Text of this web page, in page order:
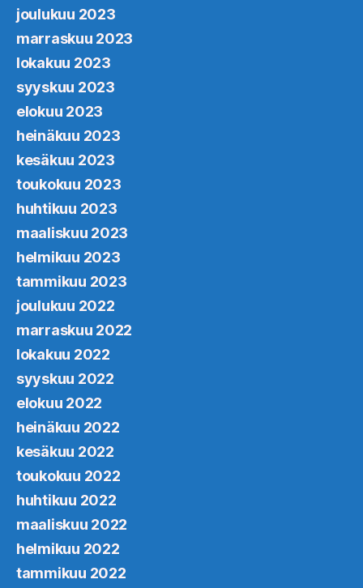
joulukuu 2023
marraskuu 2023
lokakuu 2023
syyskuu 2023
elokuu 2023
heinäkuu 2023
kesäkuu 2023
toukokuu 2023
huhtikuu 2023
maaliskuu 2023
helmikuu 2023
tammikuu 2023
joulukuu 2022
marraskuu 2022
lokakuu 2022
syyskuu 2022
elokuu 2022
heinäkuu 2022
kesäkuu 2022
toukokuu 2022
huhtikuu 2022
maaliskuu 2022
helmikuu 2022
tammikuu 2022